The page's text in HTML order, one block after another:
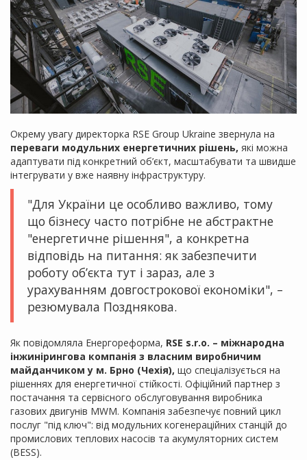
Окрему увагу директорка RSE Group Ukraine звернула на
переваги модульних енергетичних рішень, які можна
адаптувати під конкретний об’єкт, масштабувати та швидше
інтегрувати у вже наявну інфраструктуру.
"Для України це особливо важливо, тому
що бізнесу часто потрібне не абстрактне
"енергетичне рішення", а конкретна
відповідь на питання: як забезпечити
роботу об’єкта тут і зараз, але з
урахуванням довгострокової економіки", –
резюмувала Позднякова.
Як повідомляла Енергореформа, RSE s.r.o. – міжнародна
інжинірингова компанія з власним виробничим
майданчиком у м. Брно (Чехія), що спеціалізується на
рішеннях для енергетичної стійкості. Офіційний партнер з
постачання та сервісного обслуговування виробника
газових двигунів MWM. Компанія забезпечує повний цикл
послуг "під ключ": від модульних когенераційних станцій до
промислових теплових насосів та акумуляторних систем
(BESS).